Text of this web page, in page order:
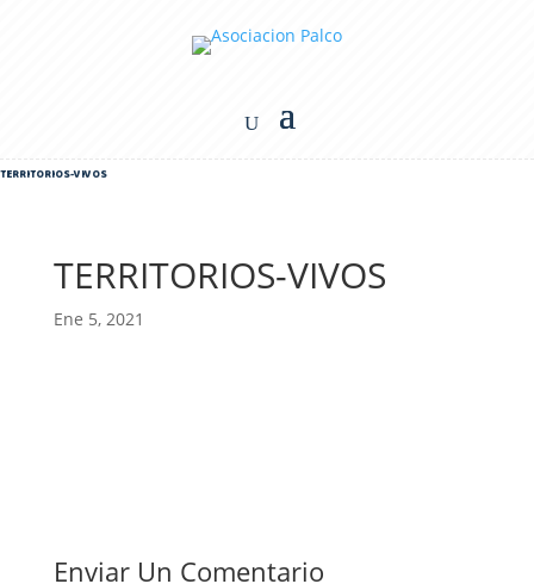
TERRITORIOS-VIVOS
TERRITORIOS-VIVOS
Ene 5, 2021
Enviar Un Comentario